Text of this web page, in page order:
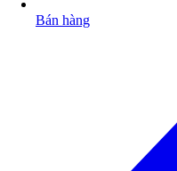
Bán hàng